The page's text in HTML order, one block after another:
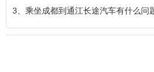
3、乘坐成都到通江长途汽车有什么问